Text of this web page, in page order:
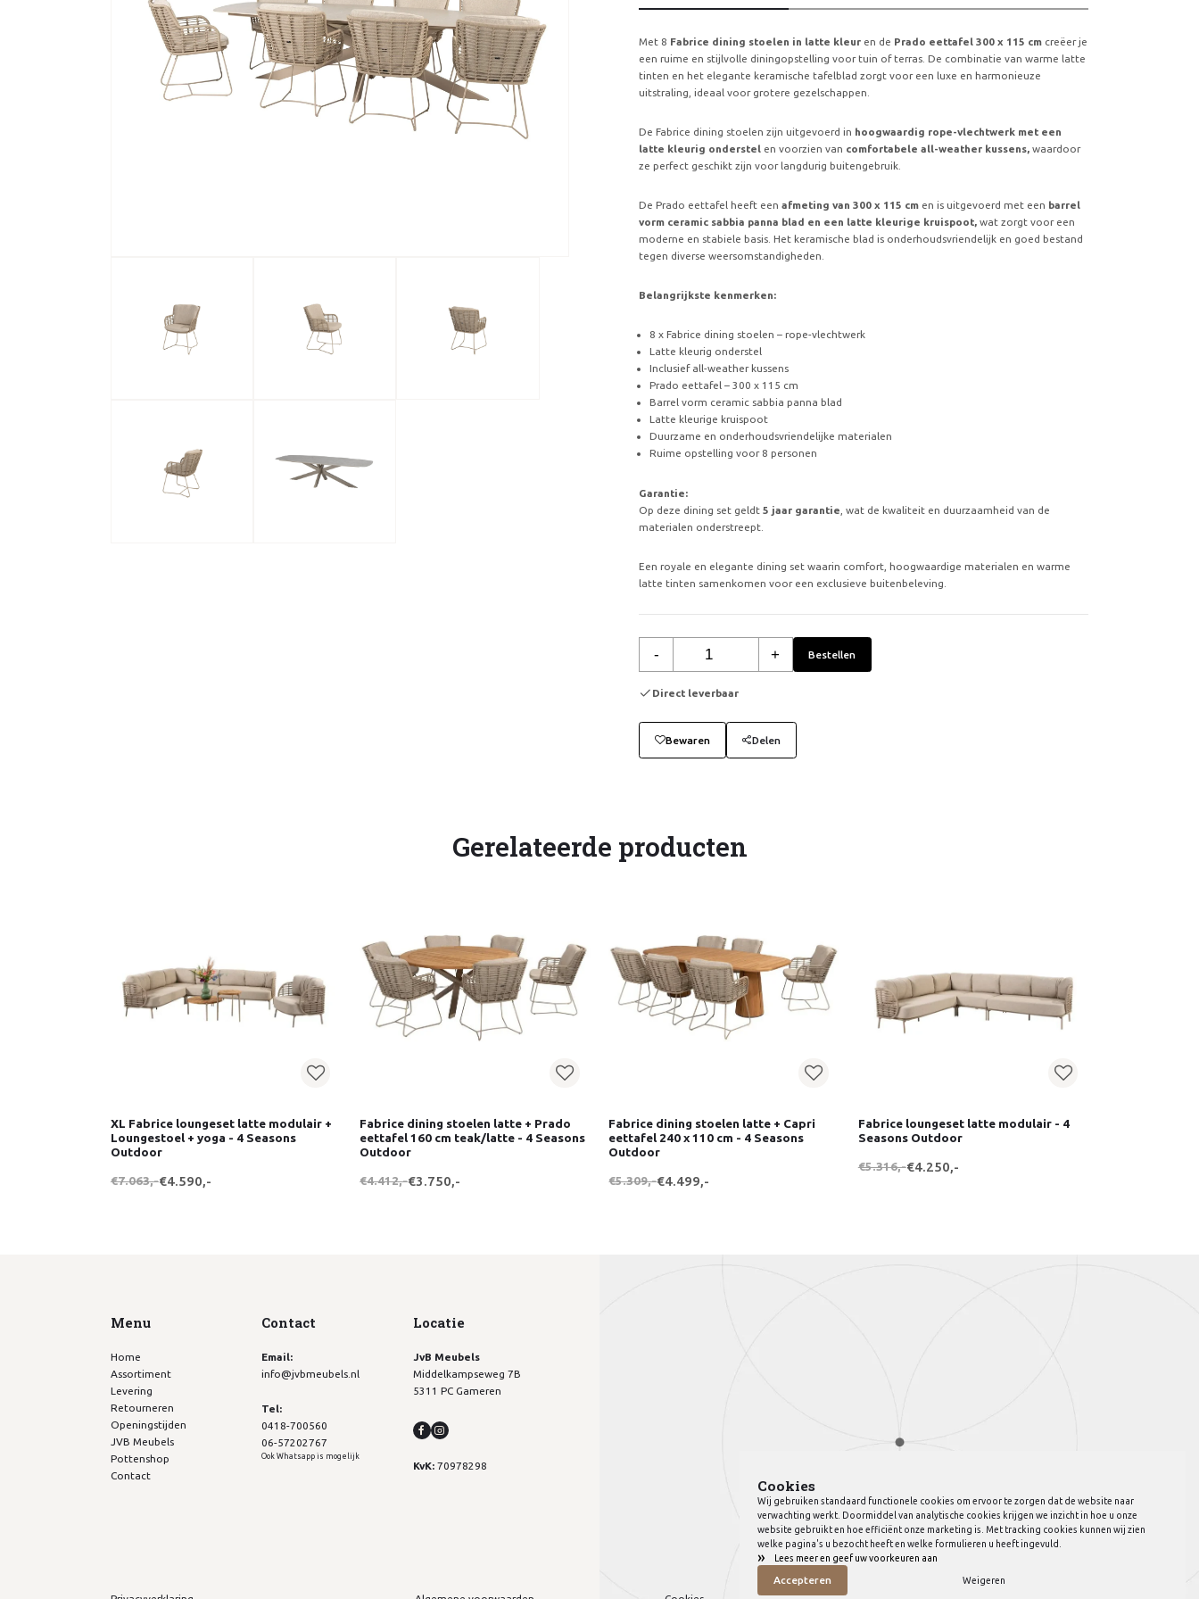
Met 8 Fabrice dining stoelen in latte kleur en de Prado eettafel 300 x 115 cm creëer je
een ruime en stijlvolle diningopstelling voor tuin of terras. De combinatie van warme latte
tinten en het elegante keramische tafelblad zorgt voor een luxe en harmonieuze
uitstraling, ideaal voor grotere gezelschappen.
De Fabrice dining stoelen zijn uitgevoerd in hoogwaardig rope-vlechtwerk met een
latte kleurig onderstel en voorzien van comfortabele all-weather kussens, waardoor
ze perfect geschikt zijn voor langdurig buitengebruik.
De Prado eettafel heeft eenafmeting van 300 x 115 cm en is uitgevoerd met een barrel
vorm ceramic sabbia panna blad en een latte kleurige kruispoot, wat zorgt voor een
moderne en stabiele basis. Het keramische blad is onderhoudsvriendelijk en goed bestand
tegen diverse weersomstandigheden.
Belangrijkste kenmerken:
8 x Fabrice dining stoelen – rope-vlechtwerk
Latte kleurig onderstel
Inclusief all-weather kussens
Prado eettafel – 300 x 115 cm
Barrel vorm ceramic sabbia panna blad
Latte kleurige kruispoot
Duurzame en onderhoudsvriendelijke materialen
Ruime opstelling voor 8 personen
Garantie:
Op deze dining set geldt5 jaar garantie , wat de kwaliteit en duurzaamheid van de
materialen onderstreept.
Een royale en elegante dining set waarin comfort, hoogwaardige materialen en warme
latte tinten samenkomen voor een exclusieve buitenbeleving.
- + Bestellen
Direct leverbaar
Bewaren Delen
Gerelateerde producten
XL Fabrice loungeset latte modulair +
Loungestoel + yoga - 4 Seasons
Outdoor
€7.063,-€4.590,-
Fabrice dining stoelen latte + Prado
eettafel 160 cm teak/latte - 4 Seasons
Outdoor
€4.412,-€3.750,-
Fabrice dining stoelen latte + Capri
eettafel 240 x 110 cm - 4 Seasons
Outdoor
€5.309,-€4.499,-
Fabrice loungeset latte modulair - 4
Seasons Outdoor
€5.316,-€4.250,-
Menu
Home
Assortiment
Levering
Retourneren
Openingstijden
JVB Meubels
Pottenshop
Contact
Contact
Email:
info@jvbmeubels.nl
Tel:
0418-700560
06-57202767
Ook Whatsapp is mogelijk
Locatie
JvB Meubels
Middelkampseweg 7B
5311 PC Gameren
KvK:70978298
Cookies
Wij gebruiken standaard functionele cookies om ervoor te zorgen dat de website naar
verwachting werkt. Doormiddel van analytische cookies krijgen we inzicht in hoe u onze
website gebruikt en hoe efficiënt onze marketing is. Met tracking cookies kunnen wij zien
welke pagina's u bezocht heeft en welke formulieren u heeft ingevuld.
» Lees meer en geef uw voorkeuren aan
Accepteren Weigeren